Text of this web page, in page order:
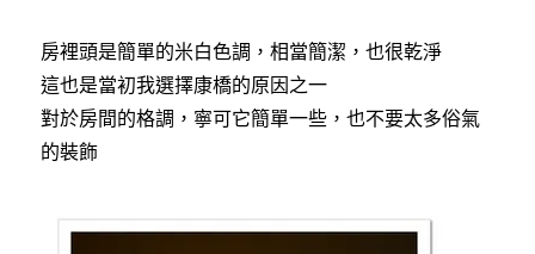
房裡頭是簡單的米白色調，相當簡潔，也很乾淨
這也是當初我選擇康橋的原因之一
對於房間的格調，寧可它簡單一些，也不要太多俗氣
的裝飾